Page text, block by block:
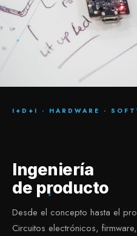
I+D+I · HARDWARE ·
Ingeniería
de producto
Desde el concepto hasta el
Circuitos electrónicos,